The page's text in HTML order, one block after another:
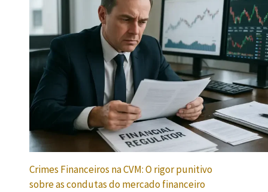
Crimes Financeiros na CVM: O rigor punitivo
sobre as condutas do mercado financeiro